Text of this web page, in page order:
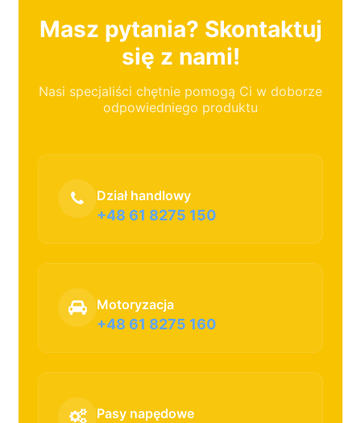
Masz pytania? Skontaktuj
się z nami!
Nasi specjaliści chętnie pomogą Ci w doborze
odpowiedniego produktu
Dział handlowy
+48 61 8275 150
Motoryzacja
+48 61 8275 160
Pasy napędowe